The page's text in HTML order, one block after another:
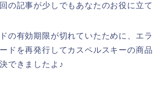
の記事が少しでもあなたのお役に立て
の有効期限が切れていたために、エ
ドを再発行してカスペルスキーの商
できましたよ♪